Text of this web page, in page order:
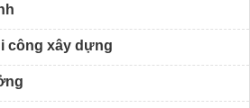
công xây dựng